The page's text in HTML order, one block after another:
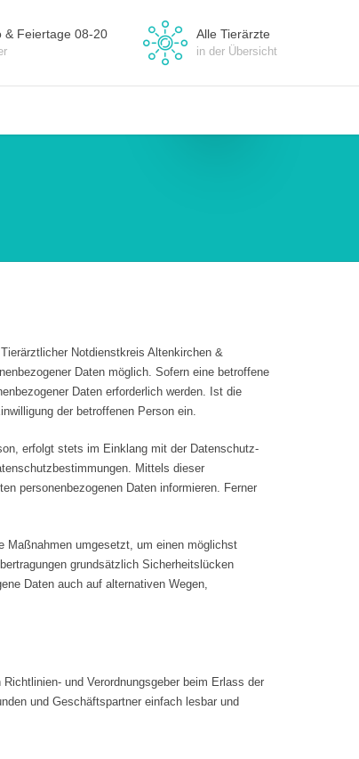
& Feiertage 08-20 Alle Tierärzte
in der Übersicht
Notdienstkreis Altenkirchen &
Daten möglich. Sofern eine betroffene
Daten erforderlich werden. Ist die
der betroffenen Person ein.
erfolgt stets im Einklang mit der Datenschutz-
Mittels dieser
personenbezogenen Daten informieren. Ferner
Maßnahmen umgesetzt, um einen möglichst
grundsätzlich Sicherheitslücken
Daten auch auf alternativen Wegen,
und Verordnungsgeber beim Erlass der
und Geschäftspartner einfach lesbar und